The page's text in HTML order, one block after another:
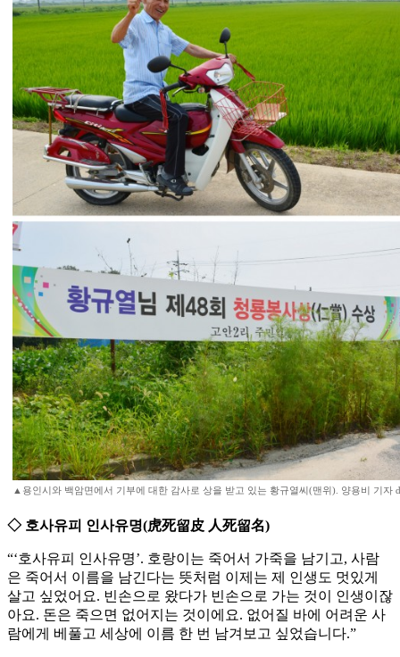
▲용인시와 백암면에서 기부에 대한 감사로 상을 받고 있는 황규열씨(맨위). 양용비 기자
◇ 호사유피 인사유명(虎死留皮 人死留名)
“‘호사유피 인사유명’. 호랑이는 죽어서 가죽을 남기고, 사람
은 죽어서 이름을 남긴다는 뜻처럼 이제는 제 인생도 멋있게
살고 싶었어요. 빈손으로 왔다가 빈손으로 가는 것이 인생이잖
아요. 돈은 죽으면 없어지는 것이에요. 없어질 바에 어려운 사
람에게 베풀고 세상에 이름 한 번 남겨보고 싶었습니다.”